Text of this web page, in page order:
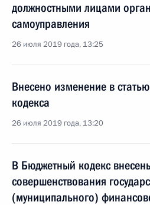
должностными лицами
самоуправления
26 июля 2019 года, 13:25
Внесено изменение в
кодекса
26 июля 2019 года, 13:20
В Бюджетный кодекс
совершенствования
(муниципального)